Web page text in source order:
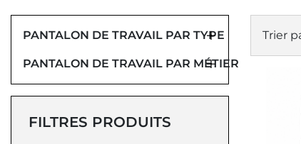
PANTALON DE TRAVAIL PAR TYPE
PANTALON DE TRAVAIL PAR MÉTIER
FILTRES PRODUITS
Trier